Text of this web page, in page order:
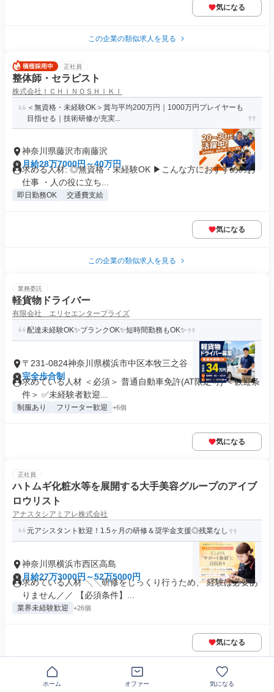
気になる
この企業の類似求人を見る
正社員
整体師・セラピスト
株式会社ＩＣＨＩＮＯＳＨＩＫＩ
＜無資格・未経験OK＞賞与平均200万円｜1000万円プレイヤーも
目指せる｜技術研修が充実...
神奈川県藤沢市南藤沢
月給28万7000円～40万円
求める人材: ◎無資格・未経験OK ▶︎こんな方におすすめのお
仕事 ・人の役に立ち...
即日勤務OK 交通費支給
気になる
この企業の類似求人を見る
業務委託
軽貨物ドライバー
有限会社 エリセエンタープライズ
配達未経験OK✨ブランクOK✨短時間勤務もOK✨
〒231-0824神奈川県横浜市中区本牧三之谷
完全歩合制
求めている人材 ＜必須＞ 普通自動車免許(AT限定可) ＜歓迎条
件＞ ✅未経験者歓迎...
制服あり フリーター歓迎 +6個
気になる
正社員
ハトムギ化粧水等を展開する大手美容グループのアイブ
ロウリスト
アナスタシアミアレ株式会社
元アシスタント歓迎！1.5ヶ月の研修＆奨学金支援◎残業なし
神奈川県横浜市西区高島
月給27万3000円～52万5000円
求めている人材 ╲╲研修をじっくり行うため、 経験は必要あ
りません／／ 【必須条件】...
業界未経験歓迎 +26個
気になる
大手美容グループのアイブロウリスト|サロン説明会
ホーム オファー 気になる